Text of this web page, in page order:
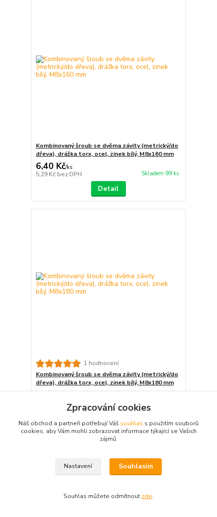
Kombinovaný šroub se dvěma závity (metrický/do
dřeva), drážka torx, ocel, zinek bílý, M8x160 mm
6,40 Kč/ks
5,29 Kč bez DPH Skladem 99 ks
Detail
1 hodnocení
Kombinovaný šroub se dvěma závity (metrický/do
dřeva), drážka torx, ocel, zinek bílý, M8x180 mm
6,30 Kč
bez DPH
Zpracování cookies
Náš obchod a partneři potřebují Váš souhlas s použitím souborů
cookies, aby Vám mohli zobrazovat informace týkající se Vašich
zájmů.
Nastavení Souhlasím
Souhlas můžete odmítnout zde.